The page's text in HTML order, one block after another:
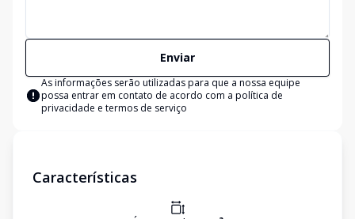
Enviar
As informações serão utilizadas para que a nossa equipe
possa entrar em contato de acordo com a política de
privacidade e termos de serviço
Características